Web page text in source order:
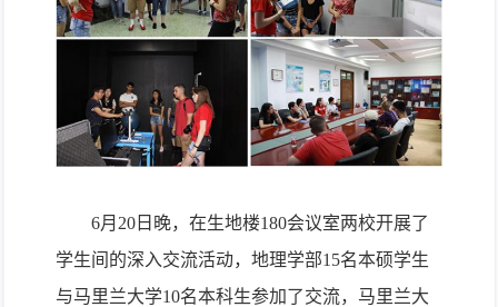
6月 20日晚，在生地楼180会议室两校开展了
学生间的深入交流活动，地理学部15名本硕学生
与马里兰大学10名本科生参加了交流，马里兰大